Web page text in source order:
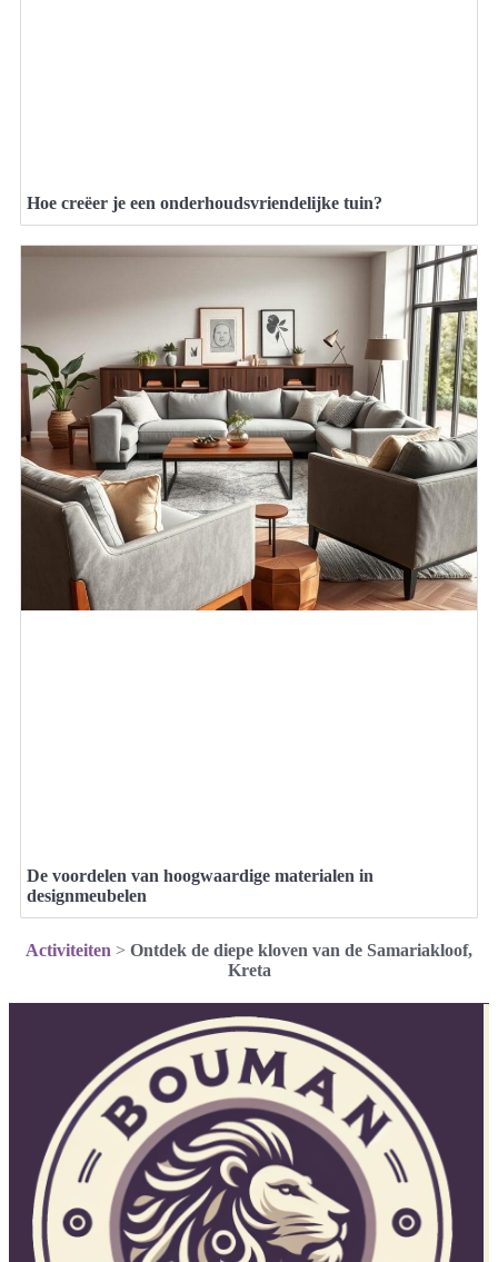
Hoe creëer je een onderhoudsvriendelijke tuin?
De voordelen van hoogwaardige materialen in
designmeubelen
Activiteiten > Ontdek de diepe kloven van de Samariakloof,
Kreta